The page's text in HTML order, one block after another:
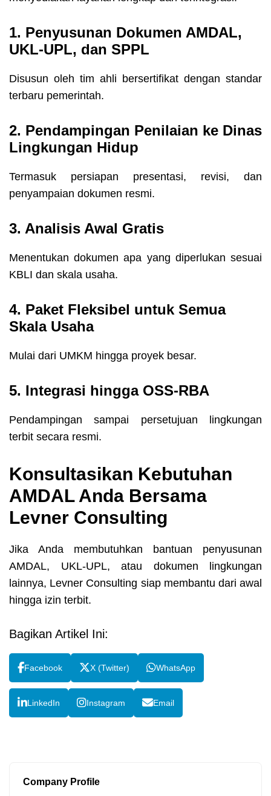
1. Penyusunan Dokumen AMDAL,
UKL-UPL, dan SPPL
Disusun oleh tim ahli bersertifikat dengan standar
terbaru pemerintah.
2. Pendampingan Penilaian ke Dinas
Lingkungan Hidup
Termasuk persiapan presentasi, revisi, dan
penyampaian dokumen resmi.
3. Analisis Awal Gratis
Menentukan dokumen apa yang diperlukan sesuai
KBLI dan skala usaha.
4. Paket Fleksibel untuk Semua
Skala Usaha
Mulai dari UMKM hingga proyek besar.
5. Integrasi hingga OSS-RBA
Pendampingan sampai persetujuan lingkungan
terbit secara resmi.
Konsultasikan Kebutuhan
AMDAL Anda Bersama
Levner Consulting
Jika Anda membutuhkan bantuan penyusunan
AMDAL, UKL-UPL, atau dokumen lingkungan
lainnya, Levner Consulting siap membantu dari awal
hingga izin terbit.
Bagikan Artikel Ini:
Facebook X (Twitter) WhatsApp
LinkedIn Instagram Email
Company Profile